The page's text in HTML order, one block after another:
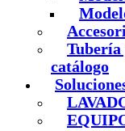
Tubería
catálogo